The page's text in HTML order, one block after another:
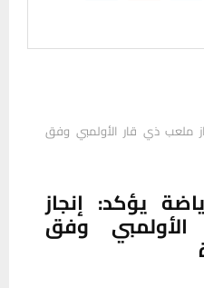
ملعب ذي قار الأولمبي وفق
يؤكد: إنجاز
وفق